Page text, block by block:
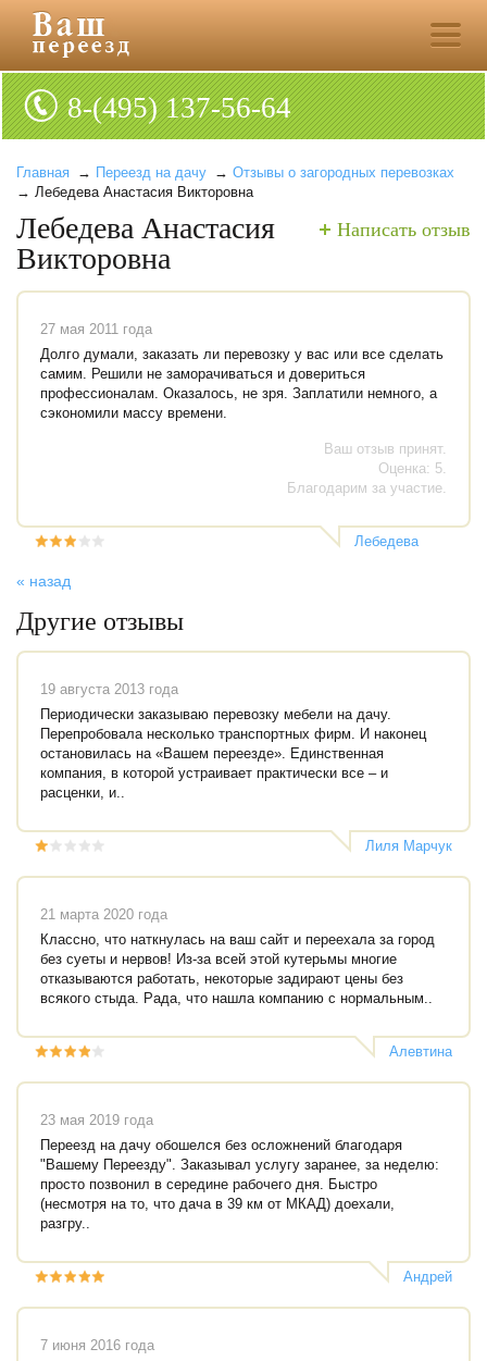
8-(495) 137-56-64
Главная → Переезд на дачу → Отзывы о загородных перевозках
→ Лебедева Анастасия Викторовна
Написать отзыв
Лебедева Анастасия
Викторовна
27 мая 2011 года
Долго думали, заказать ли перевозку у вас или все сделать
самим. Решили не заморачиваться и довериться
профессионалам. Оказалось, не зря. Заплатили немного, а
сэкономили массу времени.
Лебедева
Ваш отзыв принят.
Оценка: 5.
Благодарим за участие.
« назад
Другие отзывы
19 августа 2013 года
Периодически заказываю перевозку мебели на дачу.
Перепробовала несколько транспортных фирм. И наконец
остановилась на «Вашем переезде». Единственная
компания, в которой устраивает практически все – и
расценки, и..
Лиля Марчук
21 марта 2020 года
Классно, что наткнулась на ваш сайт и переехала за город
без суеты и нервов! Из-за всей этой кутерьмы многие
отказываются работать, некоторые задирают цены без
всякого стыда. Рада, что нашла компанию с нормальным..
Алевтина
23 мая 2019 года
Переезд на дачу обошелся без осложнений благодаря
"Вашему Переезду". Заказывал услугу заранее, за неделю:
просто позвонил в середине рабочего дня. Быстро
(несмотря на то, что дача в 39 км от МКАД) доехали,
разгру..
Андрей
7 июня 2016 года